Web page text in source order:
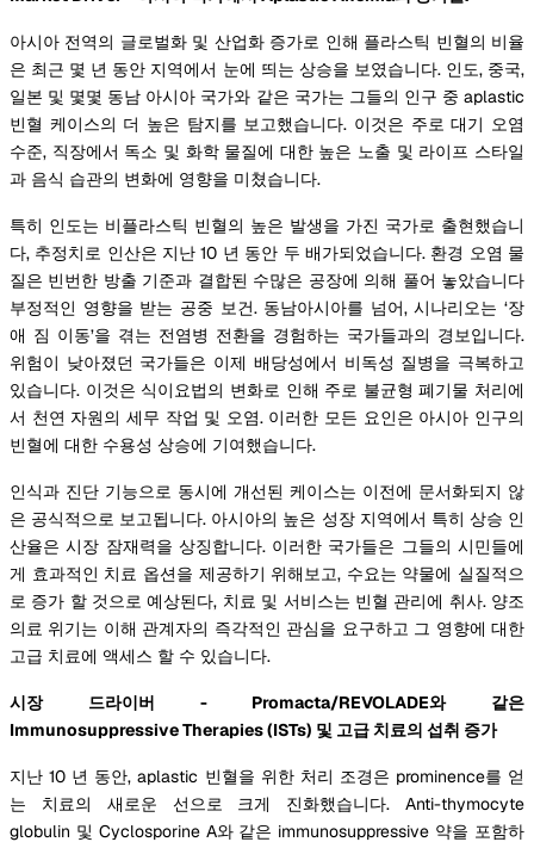
아시아 전역의 글로벌화 및 산업화 증가로 인해 플라스틱 빈혈의 비율
은 최근 몇 년 동안 지역에서 눈에 띄는 상승을 보였습니다. 인도, 중국,
일본 및 몇몇 동남 아시아 국가와 같은 국가는 그들의 인구 중 aplastic
빈혈 케이스의 더 높은 탐지를 보고했습니다. 이것은 주로 대기 오염
수준, 직장에서 독소 및 화학 물질에 대한 높은 노출 및 라이프 스타일
과 음식 습관의 변화에 영향을 미쳤습니다.
특히 인도는 비플라스틱 빈혈의 높은 발생을 가진 국가로 출현했습니
다, 추정치로 인산은 지난 10 년 동안 두 배가되었습니다. 환경 오염 물
질은 빈번한 방출 기준과 결합된 수많은 공장에 의해 풀어 놓았습니다
부정적인 영향을 받는 공중 보건. 동남아시아를 넘어, 시나리오는 ‘장
애 짐 이동’을 겪는 전염병 전환을 경험하는 국가들과의 경보입니다.
위험이 낮아졌던 국가들은 이제 배당성에서 비독성 질병을 극복하고
있습니다. 이것은 식이요법의 변화로 인해 주로 불균형 폐기물 처리에
서 천연 자원의 세무 작업 및 오염. 이러한 모든 요인은 아시아 인구의
빈혈에 대한 수용성 상승에 기여했습니다.
인식과 진단 기능으로 동시에 개선된 케이스는 이전에 문서화되지 않
은 공식적으로 보고됩니다. 아시아의 높은 성장 지역에서 특히 상승 인
산율은 시장 잠재력을 상징합니다. 이러한 국가들은 그들의 시민들에
게 효과적인 치료 옵션을 제공하기 위해보고, 수요는 약물에 실질적으
로 증가 할 것으로 예상된다, 치료 및 서비스는 빈혈 관리에 취사. 양조
의료 위기는 이해 관계자의 즉각적인 관심을 요구하고 그 영향에 대한
고급 치료에 액세스 할 수 있습니다.
시장 드라이버 - Promacta/REVOLADE와 같은
Immunosuppressive Therapies (ISTs) 및 고급 치료의 섭취 증가
지난 10 년 동안, aplastic 빈혈을 위한 처리 조경은 prominence를 얻
는 치료의 새로운 선으로 크게 진화했습니다. Anti-thymocyte
globulin 및 Cyclosporine A와 같은 immunosuppressive 약을 포함하